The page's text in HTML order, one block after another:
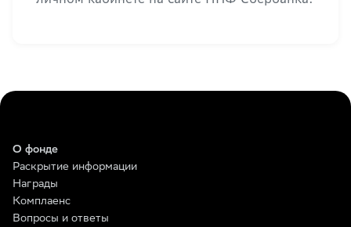
О фонде
Раскрытие информации
Награды
Комплаенс
Вопросы и ответы